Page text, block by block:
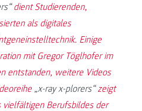
dient Studierenden,
als digitales
Einige
mit Gregor Töglhofer im
entstanden, weitere Videos
„x-ray x-plorers“zeigt
Berufsbildes der